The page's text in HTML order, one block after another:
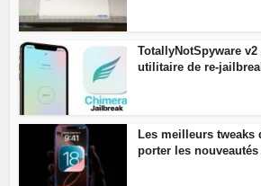
TotallyNotSpyware v2
utilitaire de re-
Les meilleurs tweaks
porter les nouveautés